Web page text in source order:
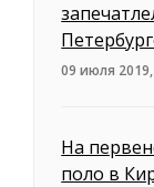
09 июля
На
поло в